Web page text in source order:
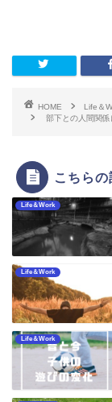
HOME
Life＆
部下との人間関
こちら
Life＆Work
Life＆Work
Life＆Work